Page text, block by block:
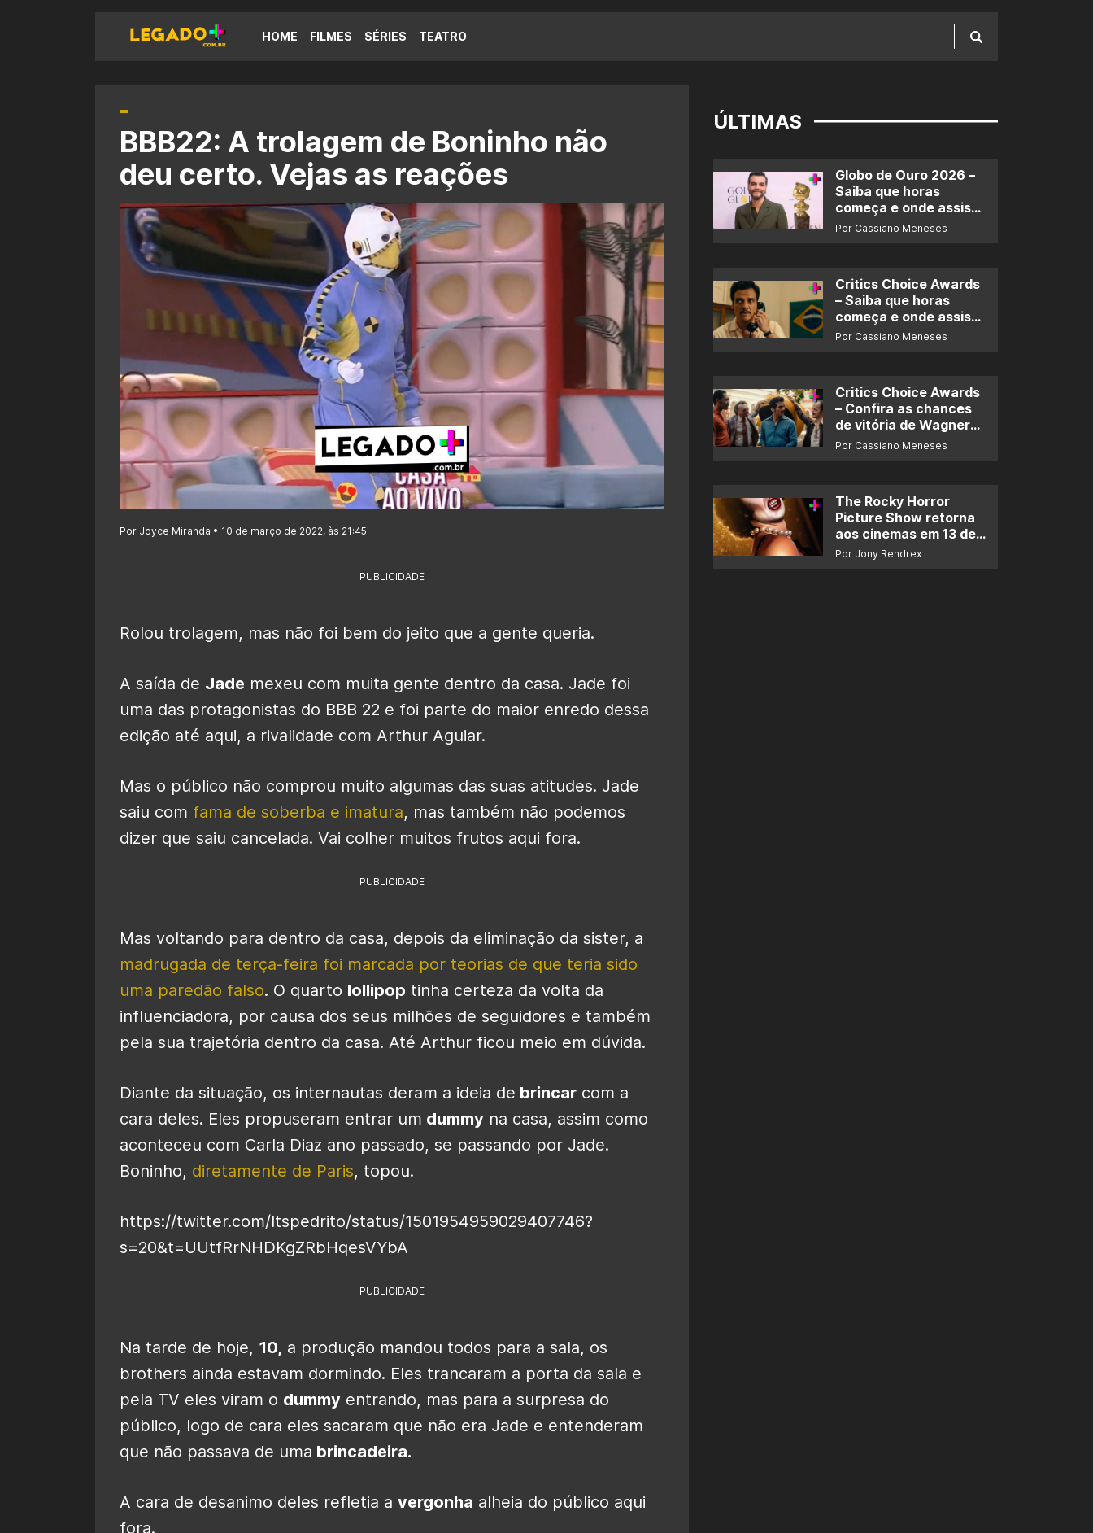
HOME FILMES SÉRIES TEATRO
BBB22: A trolagem de Boninho não
deu certo. Vejas as reações
Por Joyce Miranda • 10 de março de 2022, às 21:45
PUBLICIDADE
Rolou trolagem, mas não foi bem do jeito que a gente queria.
A saída de Jade mexeu com muita gente dentro da casa. Jade foi
uma das protagonistas do BBB 22 e foi parte do maior enredo dessa
edição até aqui, a rivalidade com Arthur Aguiar.
Mas o público não comprou muito algumas das suas atitudes. Jade
saiu com fama de soberba e imatura, mas também não podemos
dizer que saiu cancelada. Vai colher muitos frutos aqui fora.
PUBLICIDADE
Mas voltando para dentro da casa, depois da eliminação da sister, a
madrugada de terça-feira foi marcada por teorias de que teria sido
uma paredão falso. O quarto lollipop tinha certeza da volta da
influenciadora, por causa dos seus milhões de seguidores e também
pela sua trajetória dentro da casa. Até Arthur ficou meio em dúvida.
Diante da situação, os internautas deram a ideia de brincar com a
cara deles. Eles propuseram entrar um dummy na casa, assim como
aconteceu com Carla Diaz ano passado, se passando por Jade.
Boninho, diretamente de Paris, topou.
https://twitter.com/Itspedrito/status/1501954959029407746?
s=20&t=UUtfRrNHDKgZRbHqesVYbA
PUBLICIDADE
Na tarde de hoje, 10, a produção mandou todos para a sala, os
brothers ainda estavam dormindo. Eles trancaram a porta da sala e
pela TV eles viram o dummy entrando, mas para a surpresa do
público, logo de cara eles sacaram que não era Jade e entenderam
que não passava de uma brincadeira.
A cara de desanimo deles refletia a vergonha alheia do público aqui
fora.
ÚLTIMAS
Globo de Ouro 2026 –
Saiba que horas
começa e onde assistir
ao prêmio
Por Cassiano Meneses
Critics Choice Awards
– Saiba que horas
começa e onde assistir
ao prêmio
Por Cassiano Meneses
Critics Choice Awards
– Confira as chances
de vitória de Wagner
Moura e de ‘O Agente
Por Cassiano Meneses
The Rocky Horror
Picture Show retorna
aos cinemas em 13 de
novembro
Por Jony Rendrex